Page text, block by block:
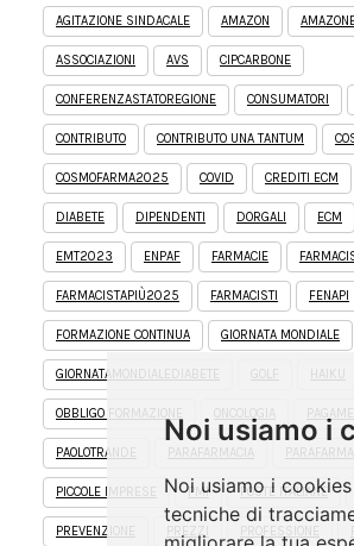
Noi usiamo i
Noi usiamo i
tecniche di
AGITAZIONE SINDACALE AMAZON
ASSOCIAZIONI AVS CIPCARBONE
CONFERENZASTATOREGIONE CONSUMATORI
CONTRIBUTO CONTRIBUTO UNA TANTUM
COSMOFARMA2025 COVID CREDITI ECM
DIABETE DIPENDENTI DORGALI ECM
EMT2023 ENPAF FARMACIE
FARMACISTAPIÙ2025 FARMACISTI FENAPI
FORMAZIONE CONTINUA GIORNATA MONDIALE
GIORNATAMONDIALEDIABETE GOLF HAIKU
OBBLIGO FORMAZIONE ONCOLOGIA
PAOLOTRANDE PARAFARMACIA
PICCOLE IMPRESE PMI POSTE ITALIANE
PREVENZIONE PREZZI PROFESSIONE